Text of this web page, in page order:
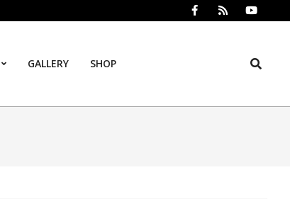
GALLERY SHOP Search